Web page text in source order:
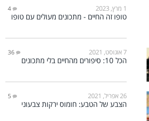
1 מרץ, 2023 4
טופו זה החיים - מתכונים מעולים עם טופו
7 אוגוסט, 2021 36
הכל 10: סיפורים מהחיים בלי מתכונים
26 אפריל, 2021 5
הצבע של הטבע: חומוס ירקות צבעוני